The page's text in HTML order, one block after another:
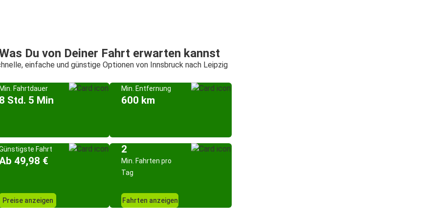
Du von Deiner Fahrt erwarten kannst
einfache und günstige Optionen von Innsbruck nach Leipzig
Fahrtdauer
Std. 5 Min
Min. Entfernung
600 km
Fahrt
49,98 €
Preise anzeigen
2
Min. Fahrten pro
Tag
Fahrten anzeigen